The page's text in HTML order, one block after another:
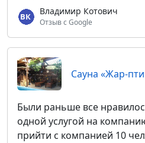
Владимир Котович
Отзыв с Google
Сауна «Жар-
Были раньше все
одной услугой на
прийти с компанией 10